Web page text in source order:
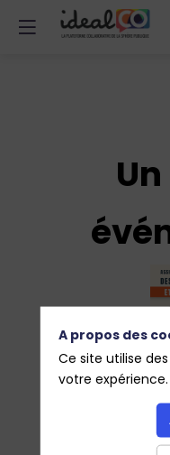
n 2025,
dans les locaux
A propos des
Ce site utilise
votre expérience.